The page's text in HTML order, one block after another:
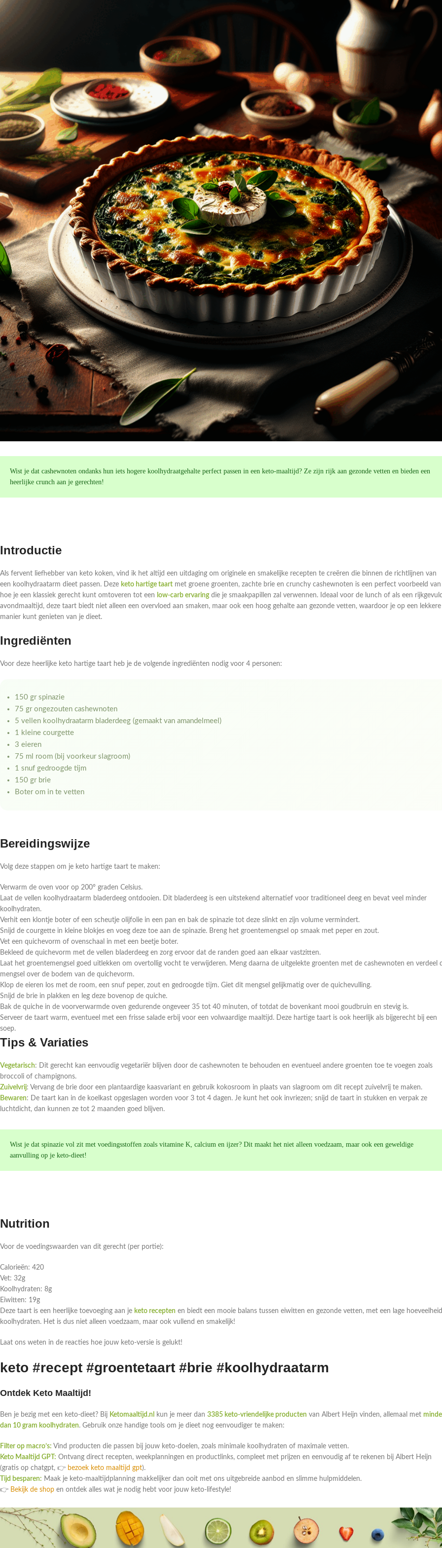
Wist je dat cashewnoten ondanks hun iets hogere koolhydraatgehalte perfect passen in een keto-maaltijd? Ze zijn rijk aan gezonde vetten en bieden een
heerlijke crunch aan je gerechten!
Introductie
Als fervent liefhebber van keto koken, vind ik het altijd een uitdaging om originele en smakelijke recepten te creëren die binnen de richtlijnen van
een koolhydraatarm dieet passen. Deze keto hartige taart met groene groenten, zachte brie en crunchy cashewnoten is een perfect voorbeeld van
hoe je een klassiek gerecht kunt omtoveren tot een low-carb ervaring die je smaakpapillen zal verwennen. Ideaal voor de lunch of als een
avondmaaltijd, deze taart biedt niet alleen een overvloed aan smaken, maar ook een hoog gehalte aan gezonde vetten, waardoor je op een lekkere
manier kunt genieten van je dieet.
Ingrediënten
Voor deze heerlijke keto hartige taart heb je de volgende ingrediënten nodig voor 4 personen:
150 gr spinazie
75 gr ongezouten cashewnoten
5 vellen koolhydraatarm bladerdeeg (gemaakt van amandelmeel)
1 kleine courgette
3 eieren
75 ml room (bij voorkeur slagroom)
1 snuf gedroogde tijm
150 gr brie
Boter om in te vetten
Bereidingswijze
Volg deze stappen om je keto hartige taart te maken:
Verwarm de oven voor op 200° graden Celsius.
Laat de vellen koolhydraatarm bladerdeeg ontdooien. Dit bladerdeeg is een uitstekend alternatief voor traditioneel deeg en bevat veel minder
koolhydraten.
Verhit een klontje boter of een scheutje olijfolie in een pan en bak de spinazie tot deze slinkt en zijn volume vermindert.
Snijd de courgette in kleine blokjes en voeg deze toe aan de spinazie. Breng het groentemengsel op smaak met peper en zout.
Vet een quichevorm of ovenschaal in met een beetje boter.
Bekleed de quichevorm met de vellen bladerdeeg en zorg ervoor dat de randen goed aan elkaar vastzitten.
Laat het groentemengsel goed uitlekken om overtollig vocht te verwijderen. Meng daarna de uitgelekte groenten met de cashewnoten en verdeel
mengsel over de bodem van de quichevorm.
Klop de eieren los met de room, een snuf peper, zout en gedroogde tijm. Giet dit mengsel gelijkmatig over de quichevulling.
Snijd de brie in plakken en leg deze bovenop de quiche.
Bak de quiche in de voorverwarmde oven gedurende ongeveer 35 tot 40 minuten, of totdat de bovenkant mooi goudbruin en stevig is.
Serveer de taart warm, eventueel met een frisse salade erbij voor een volwaardige maaltijd. Deze hartige taart is ook heerlijk als bijgerecht bij een
soep.
Tips & Variaties
Vegetarisch: Dit gerecht kan eenvoudig vegetariër blijven door de cashewnoten te behouden en eventueel andere groenten toe te voegen zoals
broccoli of champignons.
Zuivelvrij: Vervang de brie door een plantaardige kaasvariant en gebruik kokosroom in plaats van slagroom om dit recept zuivelvrij te maken.
Bewaren: De taart kan in de koelkast opgeslagen worden voor 3 tot 4 dagen. Je kunt het ook invriezen; snijd de taart in stukken en verpak ze
luchtdicht, dan kunnen ze tot 2 maanden goed blijven.
Wist je dat spinazie vol zit met voedingsstoffen zoals vitamine K, calcium en ijzer? Dit maakt het niet alleen voedzaam, maar ook een geweldige
aanvulling op je keto-dieet!
Nutrition
Voor de voedingswaarden van dit gerecht (per portie):
Calorieën: 420
Vet: 32g
Koolhydraten: 8g
Eiwitten: 19g
Deze taart is een heerlijke toevoeging aan je keto recepten en biedt een mooie balans tussen eiwitten en gezonde vetten, met een lage hoeveelheid
koolhydraten. Het is dus niet alleen voedzaam, maar ook vullend en smakelijk!
Laat ons weten in de reacties hoe jouw keto-versie is gelukt!
keto #recept #groentetaart #brie #koolhydraatarm
Ontdek Keto Maaltijd!
Ben je bezig met een keto-dieet? Bij Ketomaaltijd.nl kun je meer dan 3385 keto-vriendelijke producten van Albert Heijn vinden, allemaal met
dan 10 gram koolhydraten. Gebruik onze handige tools om je dieet nog eenvoudiger te maken:
Filter op macro’s: Vind producten die passen bij jouw keto-doelen, zoals minimale koolhydraten of maximale vetten.
Keto Maaltijd GPT: Ontvang direct recepten, weekplanningen en productlinks, compleet met prijzen en eenvoudig af te rekenen bij Albert Heijn
(gratis op chatgpt, 👉 bezoek keto maaltijd gpt).
Tijd besparen: Maak je keto-maaltijdplanning makkelijker dan ooit met ons uitgebreide aanbod en slimme hulpmiddelen.
👉 Bekijk de shop en ontdek alles wat je nodig hebt voor jouw keto-lifestyle!